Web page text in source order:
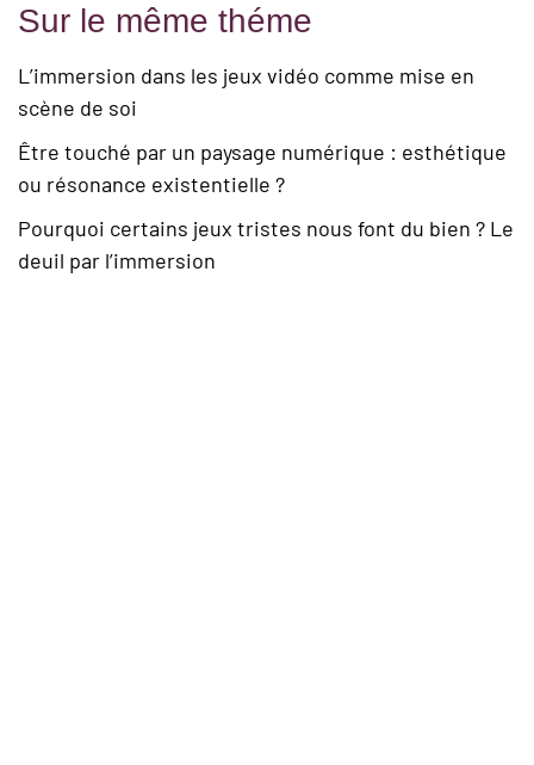
Sur le même théme
L’immersion dans les jeux vidéo comme mise en
scène de soi
Être touché par un paysage numérique : esthétique
ou résonance existentielle ?
Pourquoi certains jeux tristes nous font du bien ? Le
deuil par l’immersion